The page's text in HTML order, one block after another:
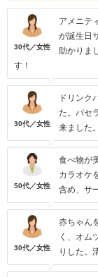
30代／女性
アメニテ
が誕生日
助かりま
す！
30代／女性
ドリンク
た。パセ
来ました
50代／女性
食べ物が
カラオケ
含め、サ
30代／女性
赤ちゃん
く、オム
りした。